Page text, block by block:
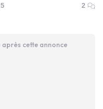
2
cette annonce